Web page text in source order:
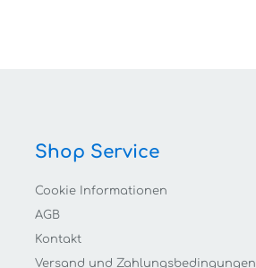
Shop Service
Cookie Informationen
AGB
Kontakt
Versand und Zahlungsbedingungen